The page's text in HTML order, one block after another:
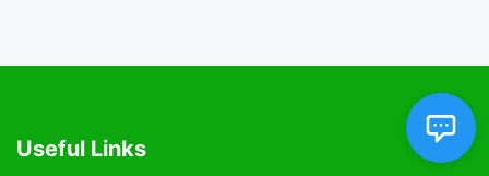
Useful Links